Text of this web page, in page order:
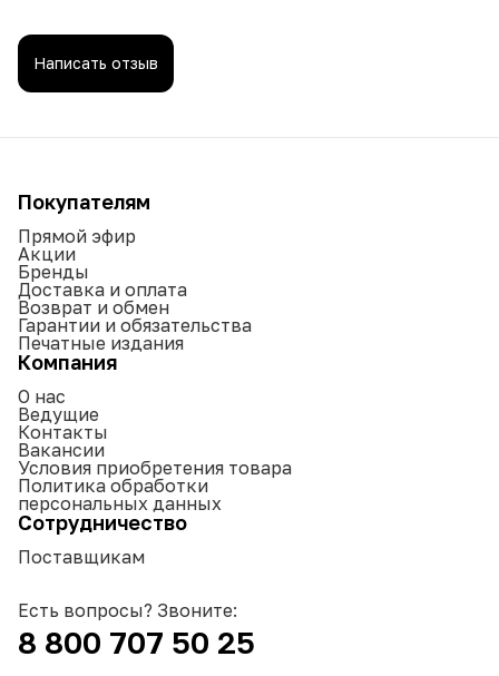
Написать отзыв
Покупателям
Прямой эфир
Акции
Бренды
Доставка и оплата
Возврат и обмен
Гарантии и обязательства
Печатные издания
Компания
О нас
Ведущие
Контакты
Вакансии
Условия приобретения товара
Политика обработки
персональных данных
Сотрудничество
Поставщикам
Есть вопросы? Звоните:
8 800 707 50 25